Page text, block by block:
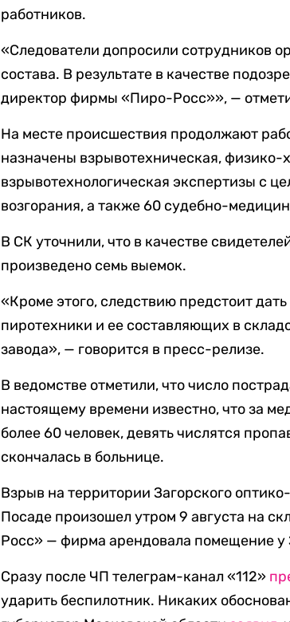
работников.
«Следователи допросили сотрудников
состава. В результате в качестве
директор фирмы «Пиро-Росс»», —
На месте происшествия продолжают
назначены взрывотехническая, физико-
взрывотехнологическая экспертизы с
возгорания, а также 60 судебно-
В СК уточнили, что в качестве
произведено семь выемок.
«Кроме этого, следствию предстоит
пиротехники и ее составляющих в
завода», — говорится в пресс-релизе.
В ведомстве отметили, что число
настоящему времени известно, что за
более 60 человек, девять числятся
скончалась в больнице.
Взрыв на территории Загорского
Посаде произошел утром 9 августа на
Росс» — фирма арендовала помещение
Сразу после ЧП телеграм-канал «112»
ударить беспилотник. Никаких